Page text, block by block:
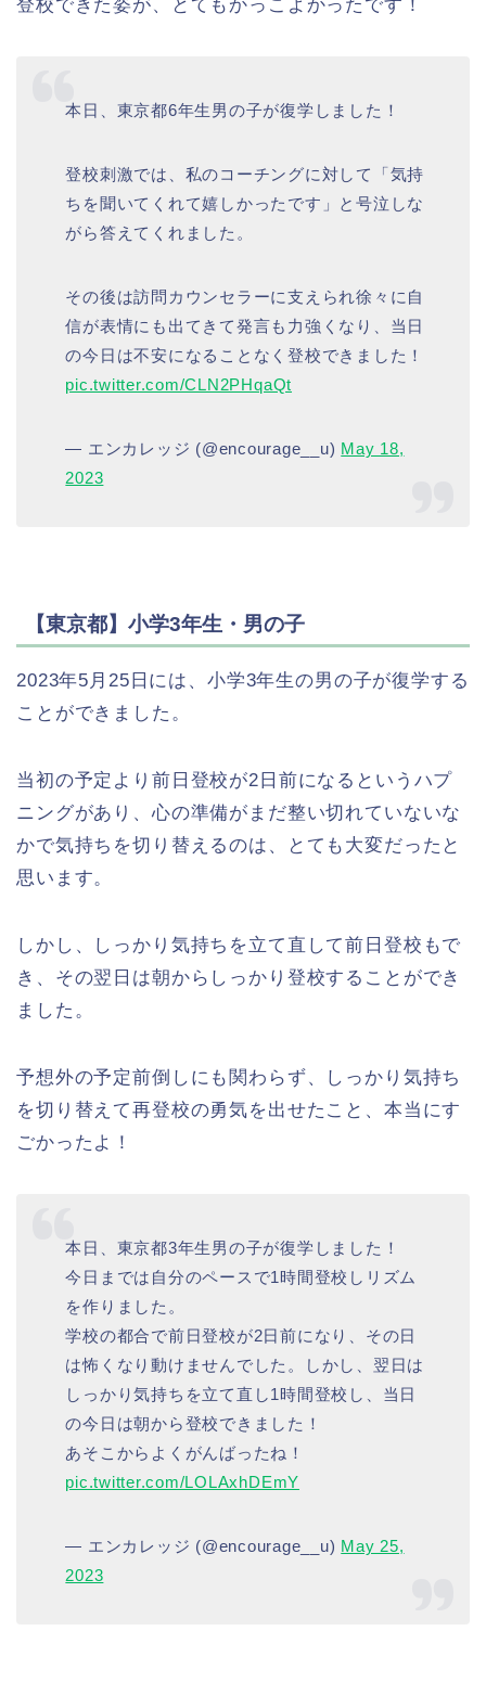
登校できた姿が、とてもかっこよかったです！
本日、東京都6年生男の子が復学しました！
登校刺激では、私のコーチングに対して「気持
ちを聞いてくれて嬉しかったです」と号泣しな
がら答えてくれました。
その後は訪問カウンセラーに支えられ徐々に自
信が表情にも出てきて発言も力強くなり、当日
の今日は不安になることなく登校できました！
pic.twitter.com/CLN2PHqaQt
— エンカレッジ (@encourage__u) May 18,
2023
【東京都】小学3年生・男の子
2023年5月25日には、小学3年生の男の子が復学する
ことができました。
当初の予定より前日登校が2日前になるというハプ
ニングがあり、心の準備がまだ整い切れていないな
かで気持ちを切り替えるのは、とても大変だったと
思います。
しかし、しっかり気持ちを立て直して前日登校もで
き、その翌日は朝からしっかり登校することができ
ました。
予想外の予定前倒しにも関わらず、しっかり気持ち
を切り替えて再登校の勇気を出せたこと、本当にす
ごかったよ！
本日、東京都3年生男の子が復学しました！
今日までは自分のペースで1時間登校しリズム
を作りました。
学校の都合で前日登校が2日前になり、その日
は怖くなり動けませんでした。しかし、翌日は
しっかり気持ちを立て直し1時間登校し、当日
の今日は朝から登校できました！
あそこからよくがんばったね！
pic.twitter.com/LOLAxhDEmY
— エンカレッジ (@encourage__u) May 25,
2023